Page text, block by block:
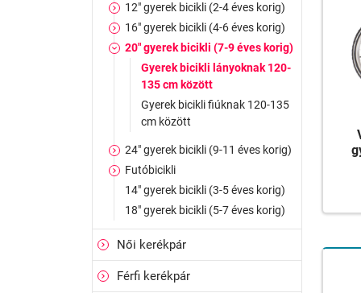
12" gyerek bicikli (2-4 éves korig)
16" gyerek bicikli (4-6 éves korig)
20" gyerek bicikli (7-9 éves korig)
Gyerek bicikli lányoknak 120-
135 cm között
Gyerek bicikli fiúknak 120-135
cm között
24" gyerek bicikli (9-11 éves korig)
Futóbicikli
14" gyerek bicikli (3-5 éves korig)
18" gyerek bicikli (5-7 éves korig)
Női kerékpár
Férfi kerékpár